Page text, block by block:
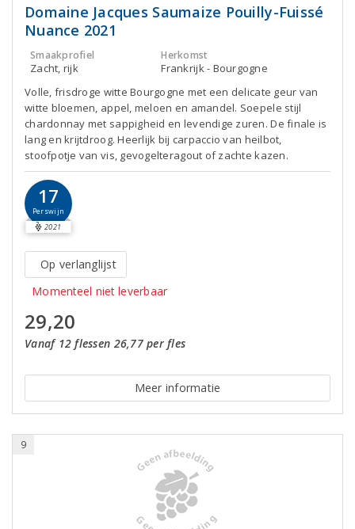
Domaine Jacques Saumaize Pouilly-Fuissé
Nuance 2021
Smaakprofiel
Zacht, rijk
Herkomst
Frankrijk - Bourgogne
Volle, frisdroge witte Bourgogne met een delicate geur van
witte bloemen, appel, meloen en amandel. Soepele stijl
chardonnay met sappigheid en levendige zuren. De finale is
lang en krijtdroog. Heerlijk bij carpaccio van heilbot,
stoofpotje van vis, gevogelteragout of zachte kazen.
17
Perswijn
2021
Op verlanglijst
Momenteel niet leverbaar
29,20
Vanaf 12 flessen 26,77 per fles
Meer informatie
9